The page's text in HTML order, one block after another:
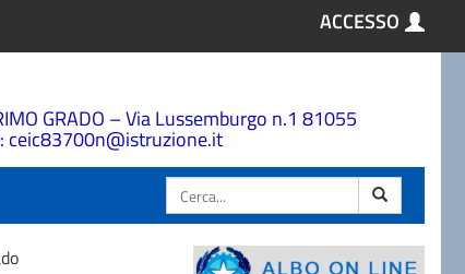
ACCESSO
GRADO – Via Lussemburgo n.1 81055
ceic83700n@istruzione.it
Cerca